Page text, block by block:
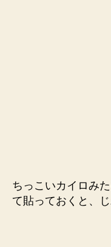
ちっこいカイロみ
て貼っておくと、